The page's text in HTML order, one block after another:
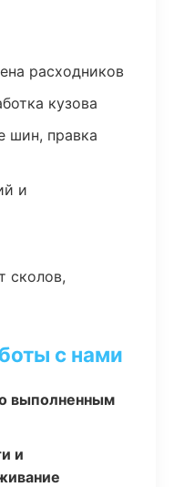
расходников
кузова
шин, правка
и
сколов,
с нами
выполненным
и